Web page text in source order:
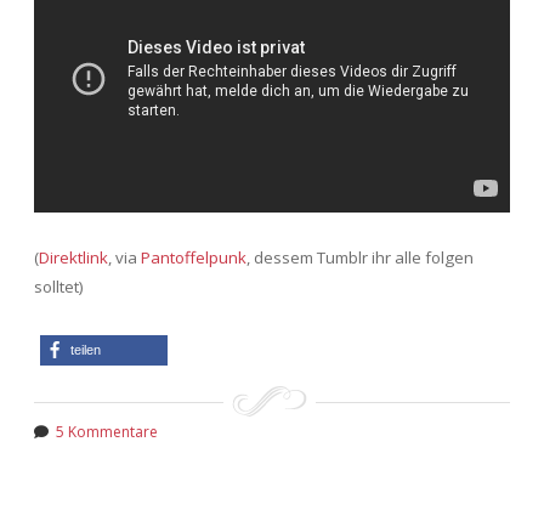
(Direktlink, via Pantoffelpunk, dessem Tumblr ihr alle folgen
solltet)
teilen
5 Kommentare